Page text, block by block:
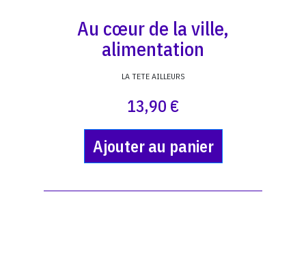
Au cœur de la ville,
alimentation
LA TETE AILLEURS
13,90 €
Ajouter au panier